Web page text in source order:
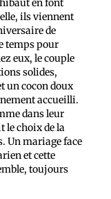
en font
ils viennent
de
temps pour
eux, le couple
solides,
un cocon doux
accueilli.
dans leur
le choix de la
Un mariage face
et cette
toujours